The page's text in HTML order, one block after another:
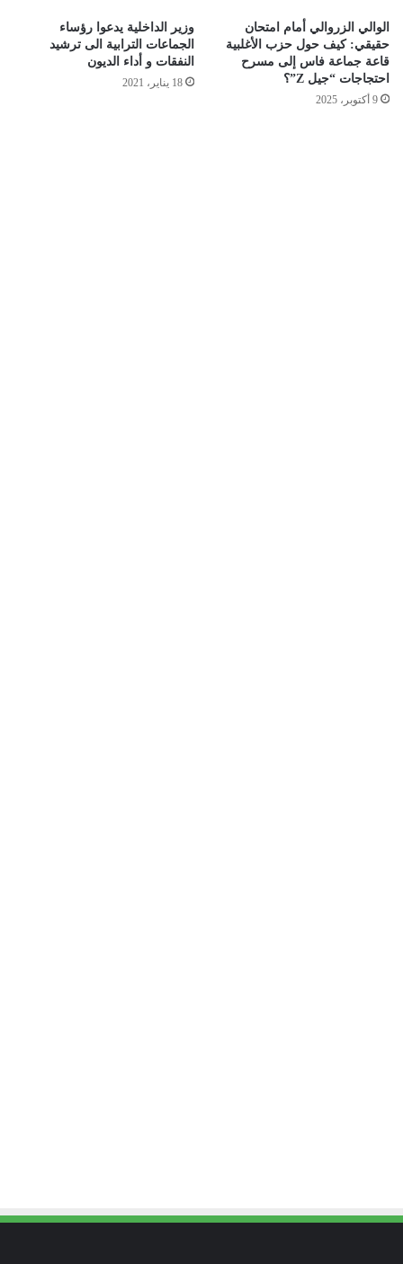
الوالي الزروالي أمام امتحان
حقيقي: كيف حول حزب الأغلبية
قاعة جماعة فاس إلى مسرح
احتجاجات “جيل Z”؟
9 أكتوبر، 2025
وزير الداخلية يدعوا رؤساء
الجماعات الترابية الى ترشيد
النفقات و أداء الديون
18 يناير، 2021